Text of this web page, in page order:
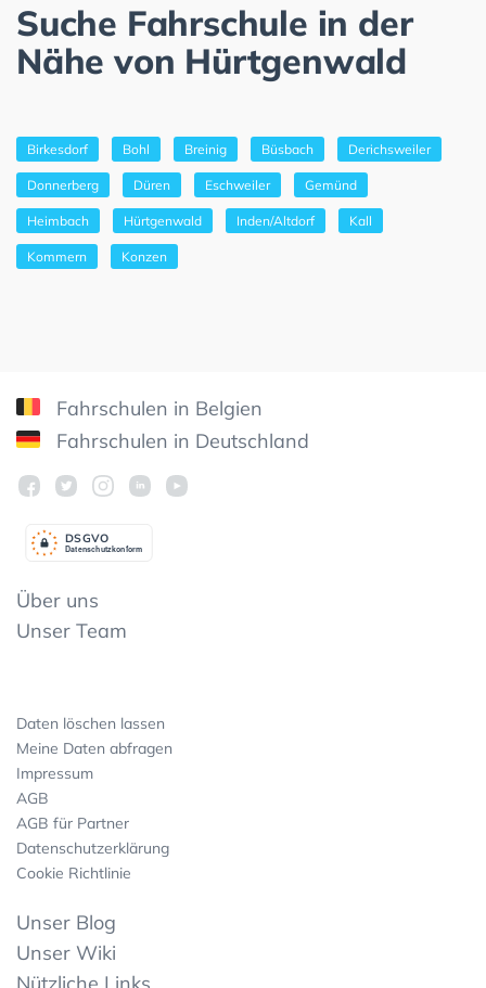
Suche Fahrschule in der
Nähe von Hürtgenwald
Birkesdorf Bohl Breinig Büsbach Derichsweiler
Donnerberg Düren Eschweiler Gemünd
Heimbach Hürtgenwald Inden/Altdorf Kall
Kommern Konzen
Fahrschulen in Belgien
Fahrschulen in Deutschland
Datenschutzkonform
DSGVO
Über uns
Unser Team
Daten löschen lassen
Meine Daten abfragen
Impressum
AGB
AGB für Partner
Datenschutzerklärung
Cookie Richtlinie
Unser Blog
Unser Wiki